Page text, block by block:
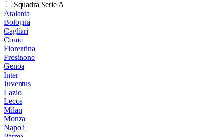
Squadra Serie A
Atalanta
Bologna
Cagliari
Como
Fiorentina
Frosinone
Genoa
Inter
Juventus
Lazio
Lecce
Milan
Monza
Napoli